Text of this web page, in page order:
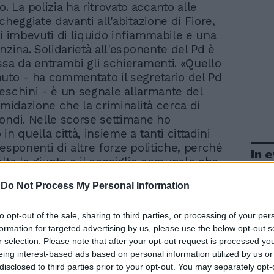
Do Not Process My Personal Information
opt-out of the sale, sharing to third parties, or processing of your
for targeted advertising by us, please use the below opt-out
selection. Please note that after your opt-out request is processed
interest-based ads based on personal information utilized by us
to third parties prior to your opt-out. You may separately
La polizia ha ritrovato accanto alle
davanti all'abitazione di Fiore,
imbevuti di liquido infiammabile e una
Solidarietà all'esponente del Pd è
da entrambi gli schieramenti. «Quello
- ha commentato il segretario del Pd
- è un segnale allarmante del
che la criminalità cerca di
Nelle scorse settimane ho
in quella città, insieme a tanti cittadini
di altre forze politiche, perché
la giunta e il consiglio comunale che
ha rinviato a lungo e alla fine ha
nel tentativo di salvarsi dallo
e magari di ricandidarsi».
In